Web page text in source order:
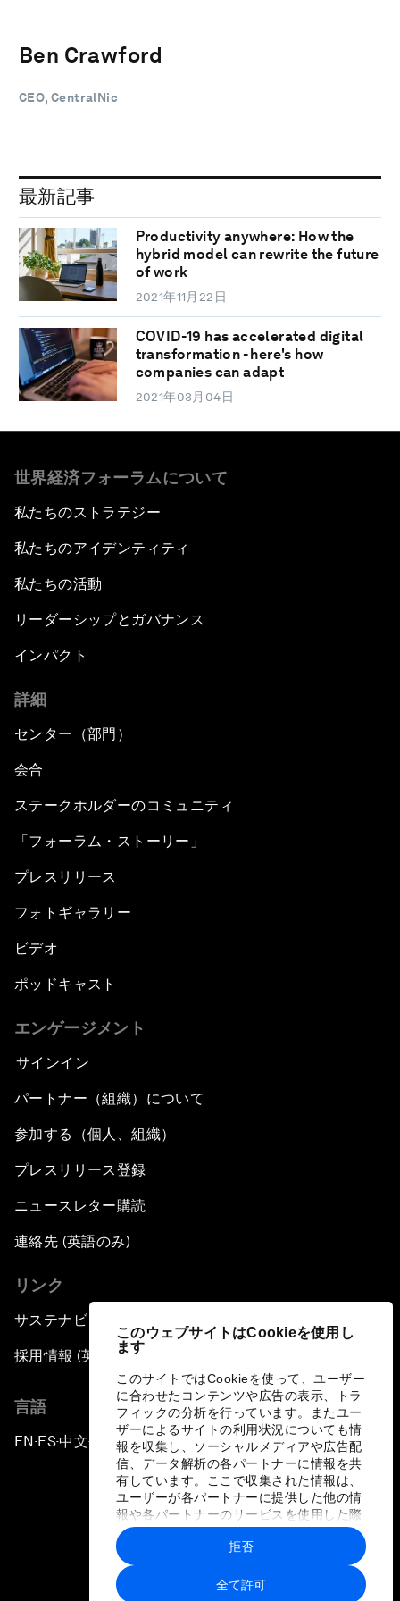
このウェブサイトはCookieを使用し
ます
このサイトではCookieを使って、ユーザー
に合わせたコンテンツや広告の表示、トラ
フィックの分析を行っています。またユー
ザーによるサイトの利用状況についても情
報を収集し、ソーシャルメディアや広告配
信、データ解析の各パートナーに情報を共
有しています。ここで収集された情報は、
ユーザーが各パートナーに提供した他の情
報や各パートナーのサービスを使用した際
に収集された情報と組み合わされ、各パー
トナーによって使用されることがありま
す。
全て許可
拒否
Ben Crawford
CEO, CentralNic
最新記事
Productivity anywhere: How the
hybrid model can rewrite the future
of work
2021年11月22日
COVID-19 has accelerated digital
transformation - here's how
companies can adapt
2021年03月04日
世界経済フォーラムについて
私たちのストラテジー
私たちのアイデンティティ
私たちの活動
リーダーシップとガバナンス
インパクト
詳細
センター（部門）
会合
ステークホルダーのコミュニティ
「フォーラム・ストーリー」
プレスリリース
フォトギャラリー
ビデオ
ポッドキャスト
エンゲージメント
サインイン
パートナー（組織）について
参加する（個人、組織）
プレスリリース登録
ニュースレター購読
連絡先 (英語のみ)
リンク
サステナビリティへの取り組み
採用情報 (英語のみ)
言語
EN ▪ ES▪中文▪ 日本語
プライバシーポリシーと利用規約
サイトマップ